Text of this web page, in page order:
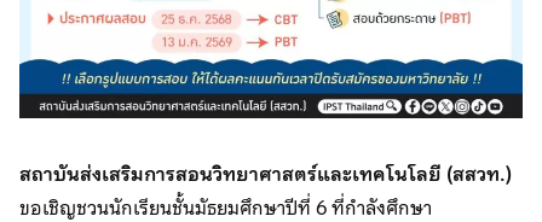
สถาบันส่งเสริมการสอนวิทยาศาสตร์และเทคโนโลยี (สสวท.)
ขอเชิญชวนนักเรียนชั้นมัธยมศึกษาปีที่ 6 ที่กำลังศึกษา